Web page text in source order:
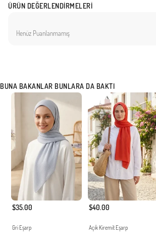
ÜRÜN DEĞERLENDIRMELERI
Henüz Puanlanmamış
BUNA BAKANLAR BUNLARA DA BAKTI
$35.00
Gri Eşarp
$40.00
Açık Kiremit Eşarp